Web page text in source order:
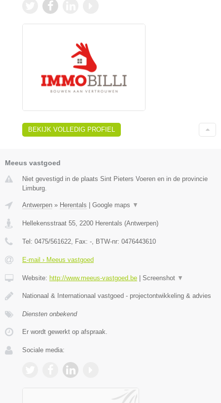
BEKIJK VOLLEDIG PROFIEL
Meeus vastgoed
Niet gevestigd in de plaats Sint Pieters Voeren en in de provincie
Limburg.
Antwerpen » Herentals Google maps ▼
Hellekensstraat 55, 2200 Herentals (Antwerpen)
Tel: 0475/561622, Fax: -, BTW-nr: 0476443610
E-mail › Meeus vastgoed
Website: http://www.meeus-vastgoed.be Screenshot ▼
Nationaal & Internationaal vastgoed - projectontwikkeling & advies
Diensten onbekend
Er wordt gewerkt op afspraak.
Sociale media: